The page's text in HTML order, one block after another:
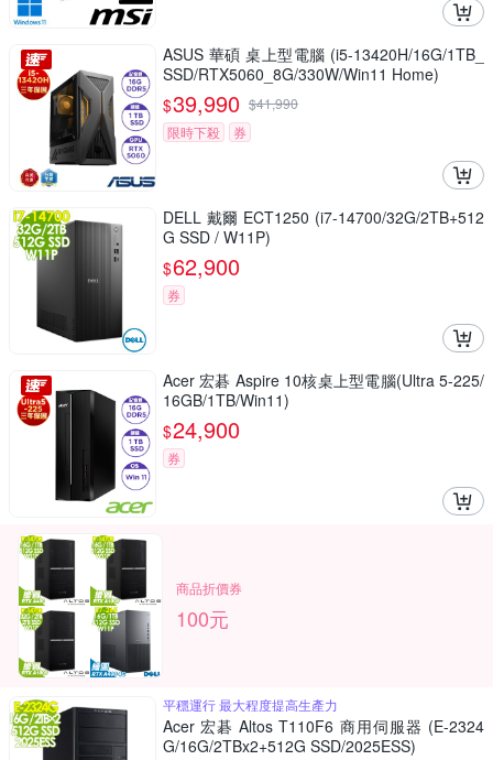
ASUS 華碩 桌上型電腦 (i5-13420H/16G/1TB_
SSD/RTX5060_8G/330W/Win11 Home)
$39,990 $41,990
限時下殺
券
DELL 戴爾 ECT1250 (i7-14700/32G/2TB+512
G SSD / W11P)
$62,900
券
Acer 宏碁 Aspire 10核桌上型電腦(Ultra 5-225/
16GB/1TB/Win11)
$24,900
券
商品折價券
100元
平穩運行 最大程度提高生產力
Acer 宏碁 Altos T110F6 商用伺服器 (E-2324
G/16G/2TBx2+512G SSD/2025ESS)